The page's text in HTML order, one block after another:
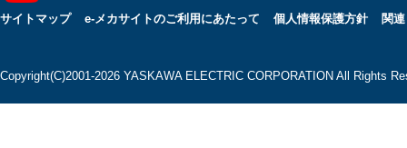
サイトマップ e-メカサイトのご利用にあたって 個人情報保護方針 関
Copyright(C)2001‐2026 YASKAWA ELECTRIC CORPORATION All Rights